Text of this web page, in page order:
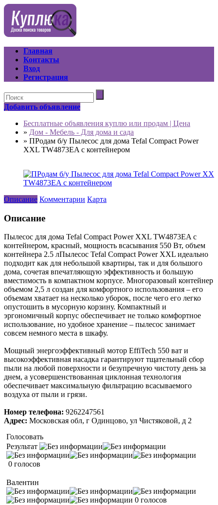
Главная
Контакты
Вход
Регистрация
Добавить объявление
Бесплатные объявления куплю или продам | Цена
» Дом - Мебель - Для дома и сада
» ПРодам б/у Пылесос для дома Tefal Compact Power
XXL TW4873EA с контейнером
Описание Комментарии Карта
Описание
Пылесос для дома Tefal Compact Power XXL TW4873EA с
контейнером, красный, мощность всасывания 550 Вт, объем
контейнера 2.5 лПылесос Tefal Compact Power XXL идеально
подходит как для небольшой квартиры, так и для большого
дома, сочетая впечатляющую эффективность и большую
вместимость в компактном корпусе. Многоразовый контейнер
объемом 2,5 л создан для комфортного использования – его
объемам хватает на несколько уборок, после чего его легко
опустошить в мусорную корзину. Компактный и
эргономичный корпус обеспечивает не только комфортное
использование, но удобное хранение – пылесос занимает
совсем немного места в шкафу.
Мощный энергоэффективный мотор EffiTech 550 ват и
высокоэффективная насадка гарантируют тщательный сбор
пыли на любой поверхности и безупречную чистоту день за
днем, а усовершенствованная циклонная технология
обеспечивает максимальную фильтрацию всасываемого
воздуха от пыли и грязи.
Номер телефона: 9262247561
Адрес: Московская обл, г Одинцово, ул Чистяковой, д 2
Голосовать
Результат
0 голосов
Валентин
0 голосов